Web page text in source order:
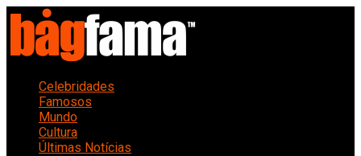
Celebridades
Famosos
Mundo
Cultura
Últimas Notícias